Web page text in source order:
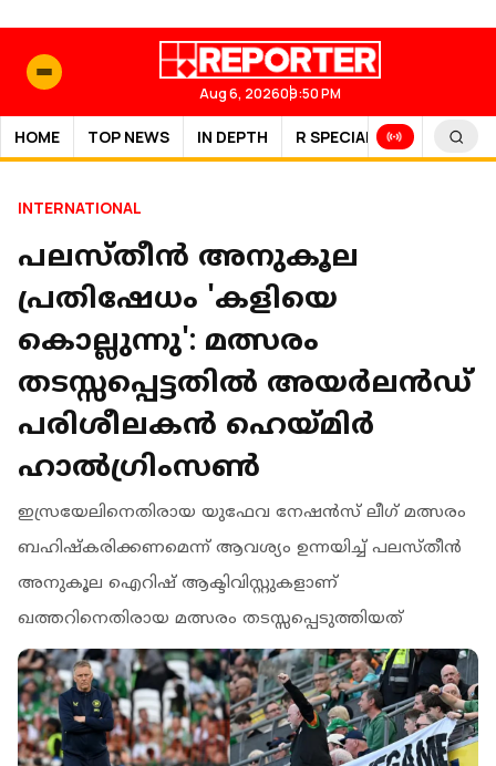
Aug 6, 202609:50 PM
HOME TOP NEWS IN DEPTH R SPECIAL SPORTS
INTERNATIONAL
പലസ്തീൻ അനുകൂല
പ്രതിഷേധം 'കളിയെ
കൊല്ലുന്നു': മത്സരം
തടസ്സപ്പെട്ടതിൽ അയർലൻഡ്
പരിശീലകൻ ഹെയ്മിർ
ഹാൽഗ്രിംസൺ
ഇസ്രയേലിനെതിരായ യുഫേവ നേഷൻസ് ലീ​ഗ് മത്സരം
ബഹിഷ്കരിക്കണമെന്ന് ആവശ്യം ഉന്നയിച്ച് പലസ്തീൻ
അനുകൂല ഐറിഷ് ആക്ടിവിസ്റ്റുകളാണ്
ഖത്തറിനെതിരായ മത്സരം തടസ്സപ്പെടുത്തിയത്